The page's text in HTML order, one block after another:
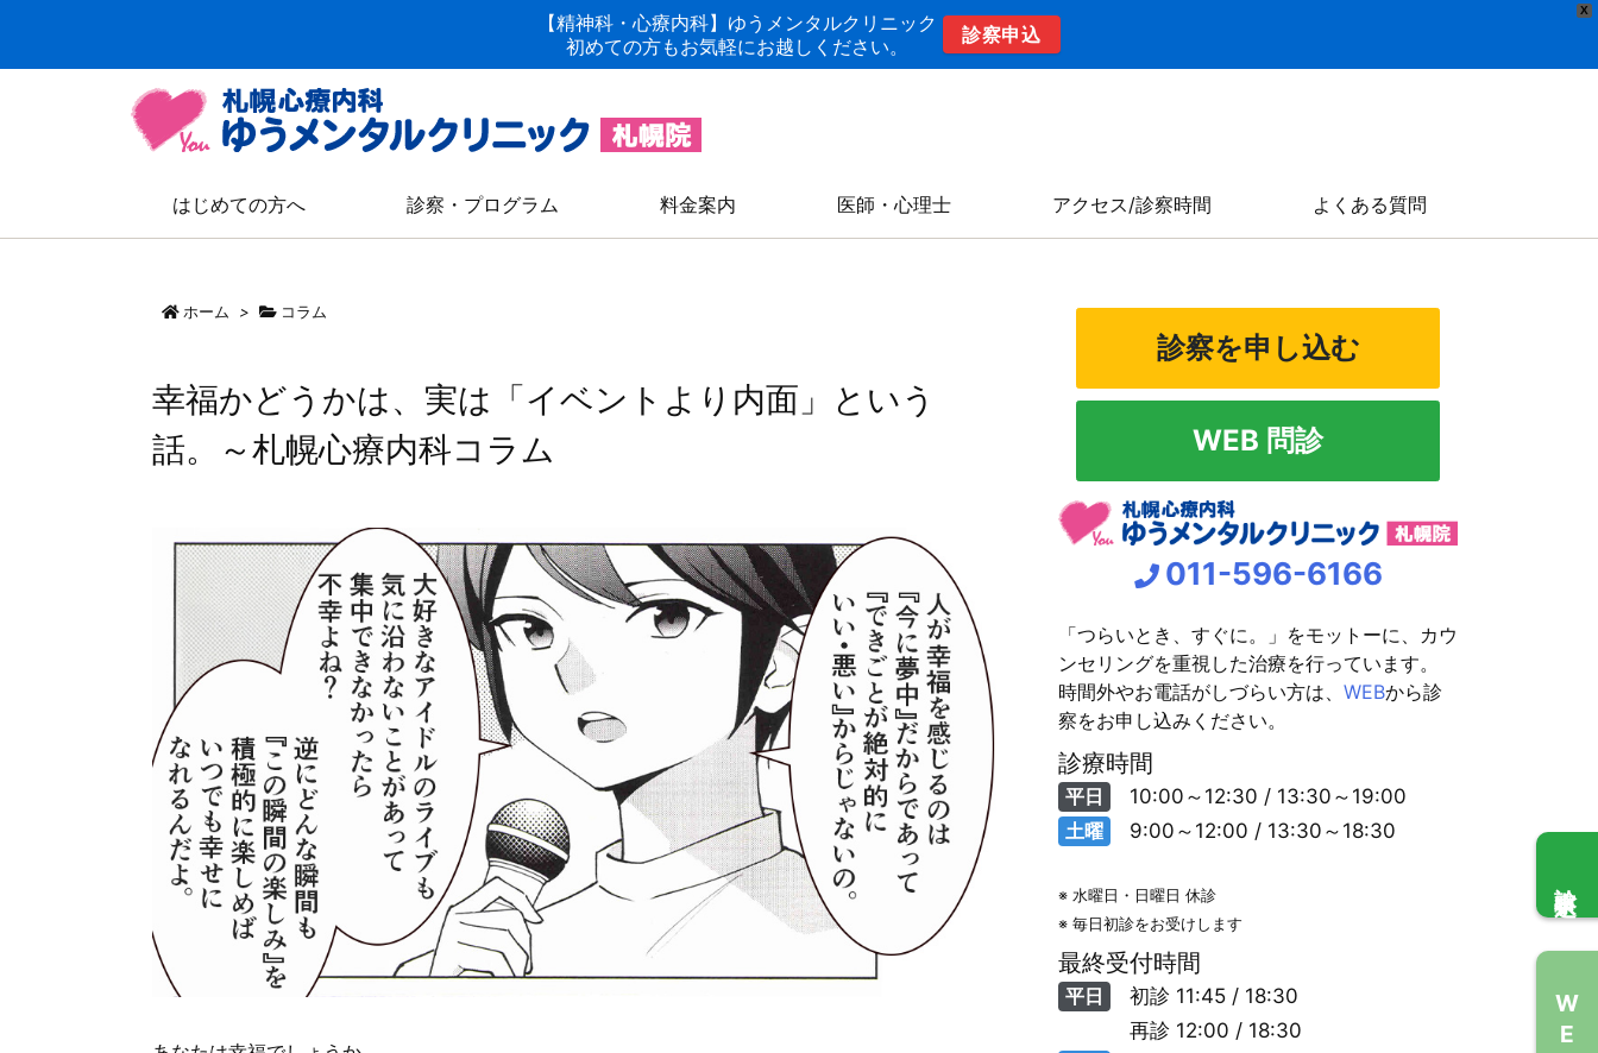
X
【精神科・心療内科】ゆうメンタルクリニック
初めての方もお気軽にお越しください。
診察申込
はじめての方へ 診察・プログラム 料金案内 医師・心理士 アクセス/診察時間 よくある質問
ホーム > コラム
幸福かどうかは、実は「イベントより内面」という
話。～札幌心療内科コラム
診察を申し込む
WEB 問診
011-596-6166
「つらいとき、すぐに。」をモットーに、カウ
ンセリングを重視した治療を行っています。
時間外やお電話がしづらい方は、 WEBから診
察をお申し込みください。
診療時間
平日
10:00～12:30 / 13:30～19:00
土曜
9:00～12:00 / 13:30～18:30
※ 水曜日・日曜日 休診
※ 毎日初診をお受けします
最終受付時間
平日 初診 11:45 / 18:30
再診 12:00 / 18:30